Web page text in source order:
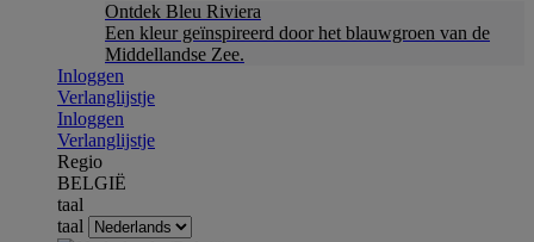
Ontdek Bleu Riviera
Een kleur geïnspireerd door het blauwgroen van de
Middellandse Zee.
Inloggen
Verlanglijstje
Inloggen
Verlanglijstje
Regio
BELGIË
taal
taal